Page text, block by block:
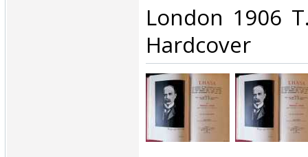
‎London 1906
Hardcover ‎